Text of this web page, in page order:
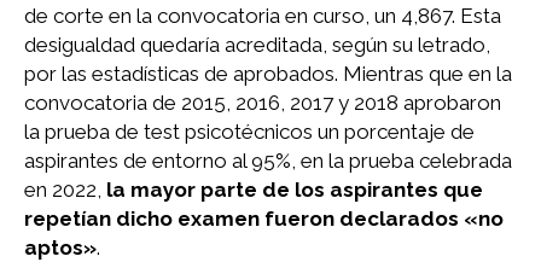
de corte en la convocatoria en curso, un 4,867. Esta
desigualdad quedaría acreditada, según su letrado,
por las estadísticas de aprobados. Mientras que en la
convocatoria de 2015, 2016, 2017 y 2018 aprobaron
la prueba de test psicotécnicos un porcentaje de
aspirantes de entorno al 95%, en la prueba celebrada
en 2022, la mayor parte de los aspirantes que
repetían dicho examen fueron declarados «no
aptos».